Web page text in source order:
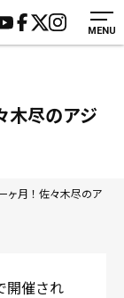
MENU
声
ー募集
木尽のアジ
ヶ月！佐々木尽のア
開催され